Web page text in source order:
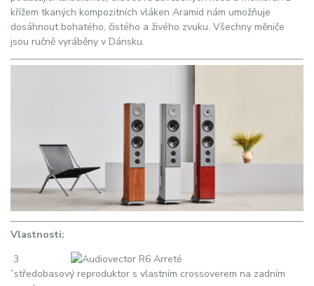
křížem tkaných kompozitních vláken Aramid nám umožňuje
dosáhnout bohatého, čistého a živého zvuku. Všechny měniče
jsou ručně vyráběny v Dánsku.
Vlastnosti:
3
”středobasový reproduktor s vlastním crossoverem na zadním